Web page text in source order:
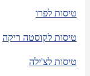
טיסות לפרו
טיסות לקוסטה ריקה
טיסות לצ'ילה